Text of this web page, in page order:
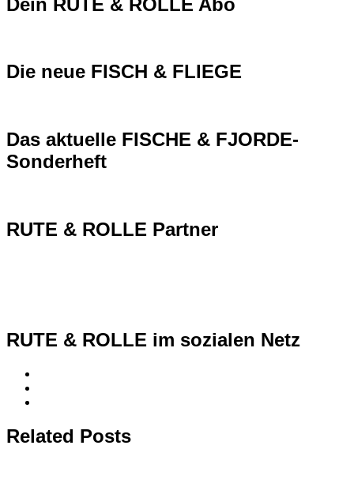
Die neue FISCH & FLIEGE
Das aktuelle FISCHE & FJORDE-
Sonderheft
RUTE & ROLLE Partner
RUTE & ROLLE im sozialen Netz
Related Posts